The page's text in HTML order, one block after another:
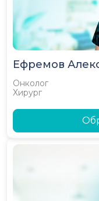
Ефремов
Онколог
Хирург